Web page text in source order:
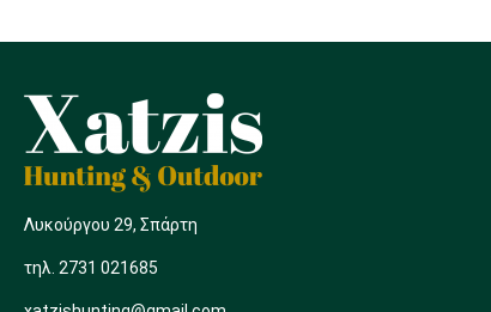
Λυκούργου 29, Σπάρτη
τηλ. 2731 021685